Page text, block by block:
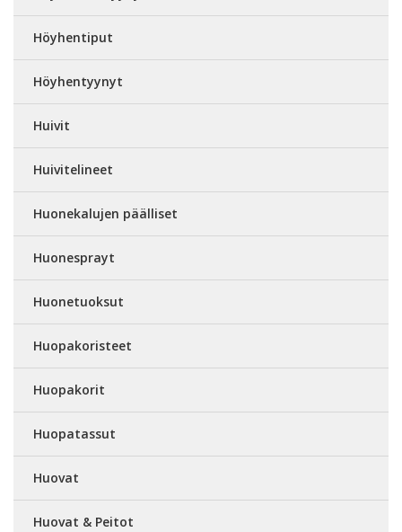
Höyhentiput
Höyhentyynyt
Huivit
Huivitelineet
Huonekalujen päälliset
Huonesprayt
Huonetuoksut
Huopakoristeet
Huopakorit
Huopatassut
Huovat
Huovat & Peitot